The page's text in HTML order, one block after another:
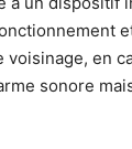
en
sonore